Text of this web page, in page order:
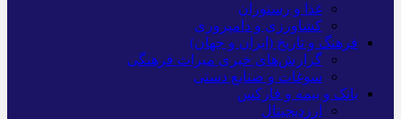
غذا و رستوران
کشاورزی و دامپروری
فرهنگ و تاریخ (ایران و جهان)
گزارش‌های خبری میراث فرهنگی
سوغات و صنایع دستی
بانک و بیمه و فارکس
ارزدیجیتال